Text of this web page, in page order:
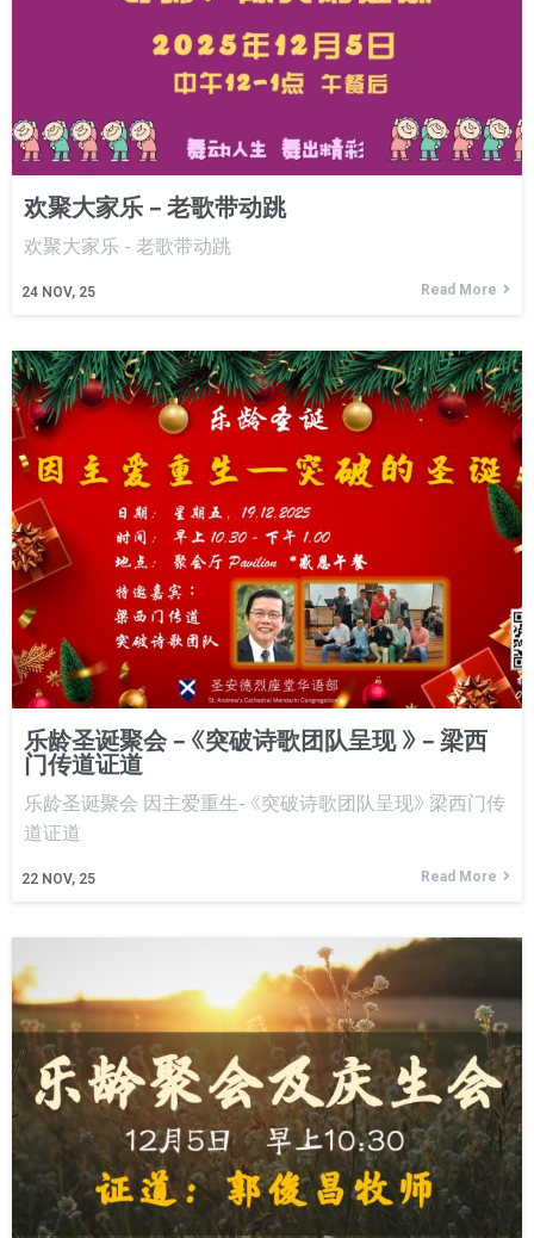
欢聚大家乐 – 老歌带动跳
24 NOV, 25
欢聚大家乐 - 老歌带动跳
Read More
乐龄圣诞聚会 – 《突破诗歌团队呈现 》 – 梁西
门传道证道
22 NOV, 25
乐龄圣诞聚会 因主爱重生- 《突破诗歌团队呈现》 梁西门传
道证道
Read More